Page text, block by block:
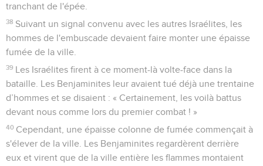
tranchant de l'épée.
38 Suivant un signal convenu avec les autres Israélites, les
hommes de l'embuscade devaient faire monter une épaisse
fumée de la ville.
39 Les Israélites firent à ce moment-là volte-face dans la
bataille. Les Benjaminites leur avaient tué déjà une trentaine
d’hommes et se disaient : « Certainement, les voilà battus
devant nous comme lors du premier combat ! »
40 Cependant, une épaisse colonne de fumée commençait à
s'élever de la ville. Les Benjaminites regardèrent derrière
eux et virent que de la ville entière les flammes montaient